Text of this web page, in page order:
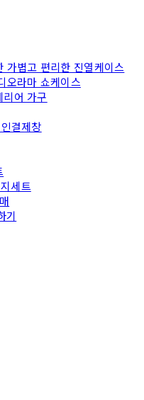
가볍고 편리한 진열케이스
오라마 쇼케이스
어 가구
결제창
세트
기